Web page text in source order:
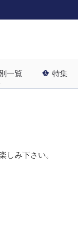
一覧 特集
しみ下さい。